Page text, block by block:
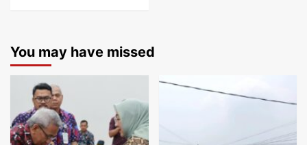
You may have missed